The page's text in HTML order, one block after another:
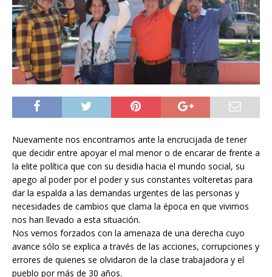
Nuevamente nos encontramos ante la encrucijada de tener
que decidir entre apoyar el mal menor o de encarar de frente a
la elite política que con su desidia hacia el mundo social, su
apego al poder por el poder y sus constantes volteretas para
dar la espalda a las demandas urgentes de las personas y
necesidades de cambios que clama la época en que vivimos
nos han llevado a esta situación.
Nos vemos forzados con la amenaza de una derecha cuyo
avance sólo se explica a través de las acciones, corrupciones y
errores de quienes se olvidaron de la clase trabajadora y el
pueblo por más de 30 años.